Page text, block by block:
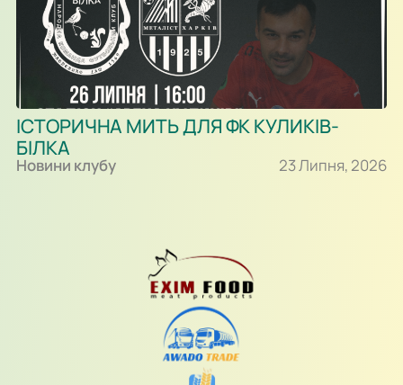
ІСТОРИЧНА МИТЬ ДЛЯ ФК КУЛИКІВ-
БІЛКА
Новини клубу 23 Липня, 2026